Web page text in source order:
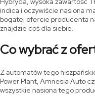
indica i oczywiście nasiona
bogatej ofercie producenta
znajdzie coś dla siebie.
Co wybrać z
Z automatów tego
Power Plant, Amnesia Auto
wszystkie nasiona tego